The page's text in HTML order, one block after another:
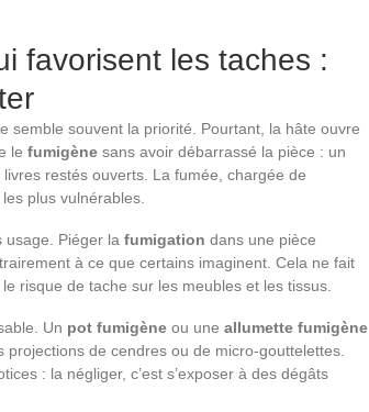
favorisent les taches :
semble souvent la priorité. Pourtant, la hâte ouvre
le fumigène sans avoir débarrassé la pièce : un
restés ouverts. La fumée, chargée de
plus vulnérables.
usage. Piéger la fumigation dans une pièce
à ce que certains imaginent. Cela ne fait
le risque de tache sur les meubles et les tissus.
Un pot fumigène ou une allumette fumigène
projections de cendres ou de micro-gouttelettes.
: la négliger, c’est s’exposer à des dégâts